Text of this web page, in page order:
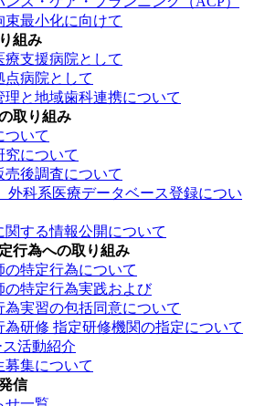
束最小化に向けて
組み
療支援病院として
点病院として
理と地域歯科連携について
取り組み
ついて
究について
売後調査について
科系医療データベース登録につい
関する情報公開について
行為への取り組み
の特定行為について
の特定行為実践および
為実習の包括同意について
為研修 指定研修機関の指定について
活動紹介
募集について
信